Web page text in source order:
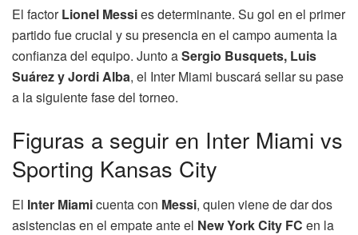
El factorLionel Messies determinante. Su gol en el primer
partido fue crucial y su presencia en el campo aumenta la
confianza del equipo. Junto aSergio Busquets, Luis
Suárez y Jordi Alba, el Inter Miami buscará sellar su pase
a la siguiente fase del torneo.
Figuras a seguir en Inter Miami vs
Sporting Kansas City
El Inter Miamicuenta con Messi, quien viene de dar dos
asistencias en el empate ante el New York City FC en la